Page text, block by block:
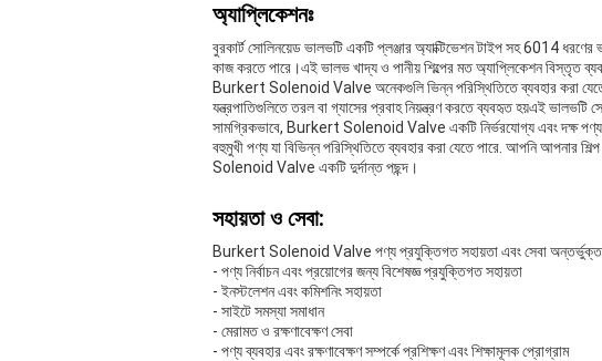
অ্যাপ্লিকেশনঃ
বুরকার্ট সোলিনয়েড ভালভটি একটি প্লঞ্জার অ্যাক্টিভেশন টাইপ সহ 6014
কাজ করতে পারে।এই ভালভ খাদ্য ও পানীয় শিল্পের মত অ্যাপ্লিকেশন বিস্তৃত
Burkert Solenoid Valve অনেকগুলি ভিন্ন পরিস্থিতিতে ব্যবহার করা যেতে
যন্ত্রপাতিগুলিতে তরল বা গ্যাসের প্রবাহ নিয়ন্ত্রণ করতে ব্যবহৃত হয়এই ভালভটি
সামগ্রিকভাবে, Burkert Solenoid Valve একটি নির্ভরযোগ্য এবং দক্ষ
বহুমুখী পণ্য যা বিভিন্ন পরিস্থিতিতে ব্যবহার করা যেতে পারে. আপনি
Solenoid Valve একটি দুর্দান্ত পছন্দ।
সহায়তা ও সেবা:
Burkert Solenoid Valve পণ্য প্রযুক্তিগত সহায়তা এবং সেবা
- পণ্য নির্বাচন এবং প্রয়োগের জন্য বিশেষজ্ঞ প্রযুক্তিগত সহায়তা
- ইনস্টলেশন এবং কমিশনিং সহায়তা
- সাইটে সমস্যা সমাধান
- মেরামত ও রক্ষণাবেক্ষণ সেবা
- পণ্য ব্যবহার এবং রক্ষণাবেক্ষণ সম্পর্কে প্রশিক্ষণ এবং শিক্ষামূলক প্রোগ্রাম